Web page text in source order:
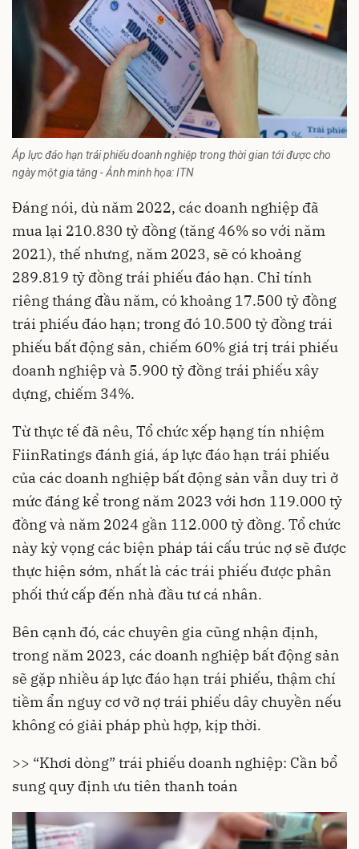
Áp lực đáo hạn trái phiếu doanh nghiệp trong thời gian tới được cho
ngày một gia tăng - Ảnh minh họa: ITN
Đáng nói, dù năm 2022, các doanh nghiệp đã
mua lại 210.830 tỷ đồng (tăng 46% so với năm
2021), thế nhưng, năm 2023, sẽ có khoảng
289.819 tỷ đồng trái phiếu đáo hạn. Chỉ tính
riêng tháng đầu năm, có khoảng 17.500 tỷ đồng
trái phiếu đáo hạn; trong đó 10.500 tỷ đồng trái
phiếu bất động sản, chiếm 60% giá trị trái phiếu
doanh nghiệp và 5.900 tỷ đồng trái phiếu xây
dựng, chiếm 34%.
Từ thực tế đã nêu, Tổ chức xếp hạng tín nhiệm
FiinRatings đánh giá, áp lực đáo hạn trái phiếu
của các doanh nghiệp bất động sản vẫn duy trì ở
mức đáng kể trong năm 2023 với hơn 119.000 tỷ
đồng và năm 2024 gần 112.000 tỷ đồng. Tổ chức
này kỳ vọng các biện pháp tái cấu trúc nợ sẽ được
thực hiện sớm, nhất là các trái phiếu được phân
phối thứ cấp đến nhà đầu tư cá nhân.
Bên cạnh đó, các chuyên gia cũng nhận định,
trong năm 2023, các doanh nghiệp bất động sản
sẽ gặp nhiều áp lực đáo hạn trái phiếu, thậm chí
tiềm ẩn nguy cơ vỡ nợ trái phiếu dây chuyền nếu
không có giải pháp phù hợp, kịp thời.
>> “Khơi dòng” trái phiếu doanh nghiệp: Cần bổ
sung quy định ưu tiên thanh toán